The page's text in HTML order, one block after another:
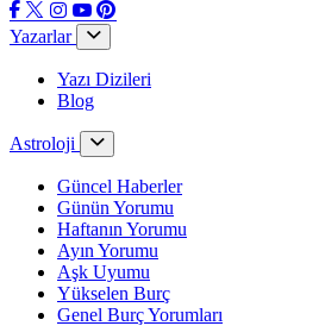
Yazarlar
Yazı Dizileri
Blog
Astroloji
Güncel Haberler
Günün Yorumu
Haftanın Yorumu
Ayın Yorumu
Aşk Uyumu
Yükselen Burç
Genel Burç Yorumları